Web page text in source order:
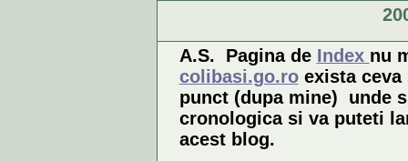
A.S. Pagina de Index nu
colibasi.go.roexista ceva
punct (dupa mine) unde
cronologica si va puteti
acest blog.